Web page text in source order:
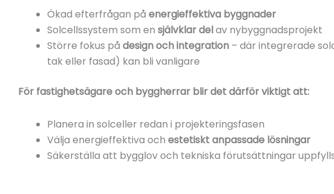
Ökad efterfrågan på energieffektiva byggnader
Solcellssystem som en självklar delav nybyggnadsprojekt
Större fokus på design och integration – där integrerade
tak eller fasad) kan bli vanligare
För fastighetsägare och byggherrar blir det därför viktigt att:
Planera in solceller redan i projekteringsfasen
Välja energieffektiva och estetiskt anpassade lösningar
Säkerställa att bygglov och tekniska förutsättningar